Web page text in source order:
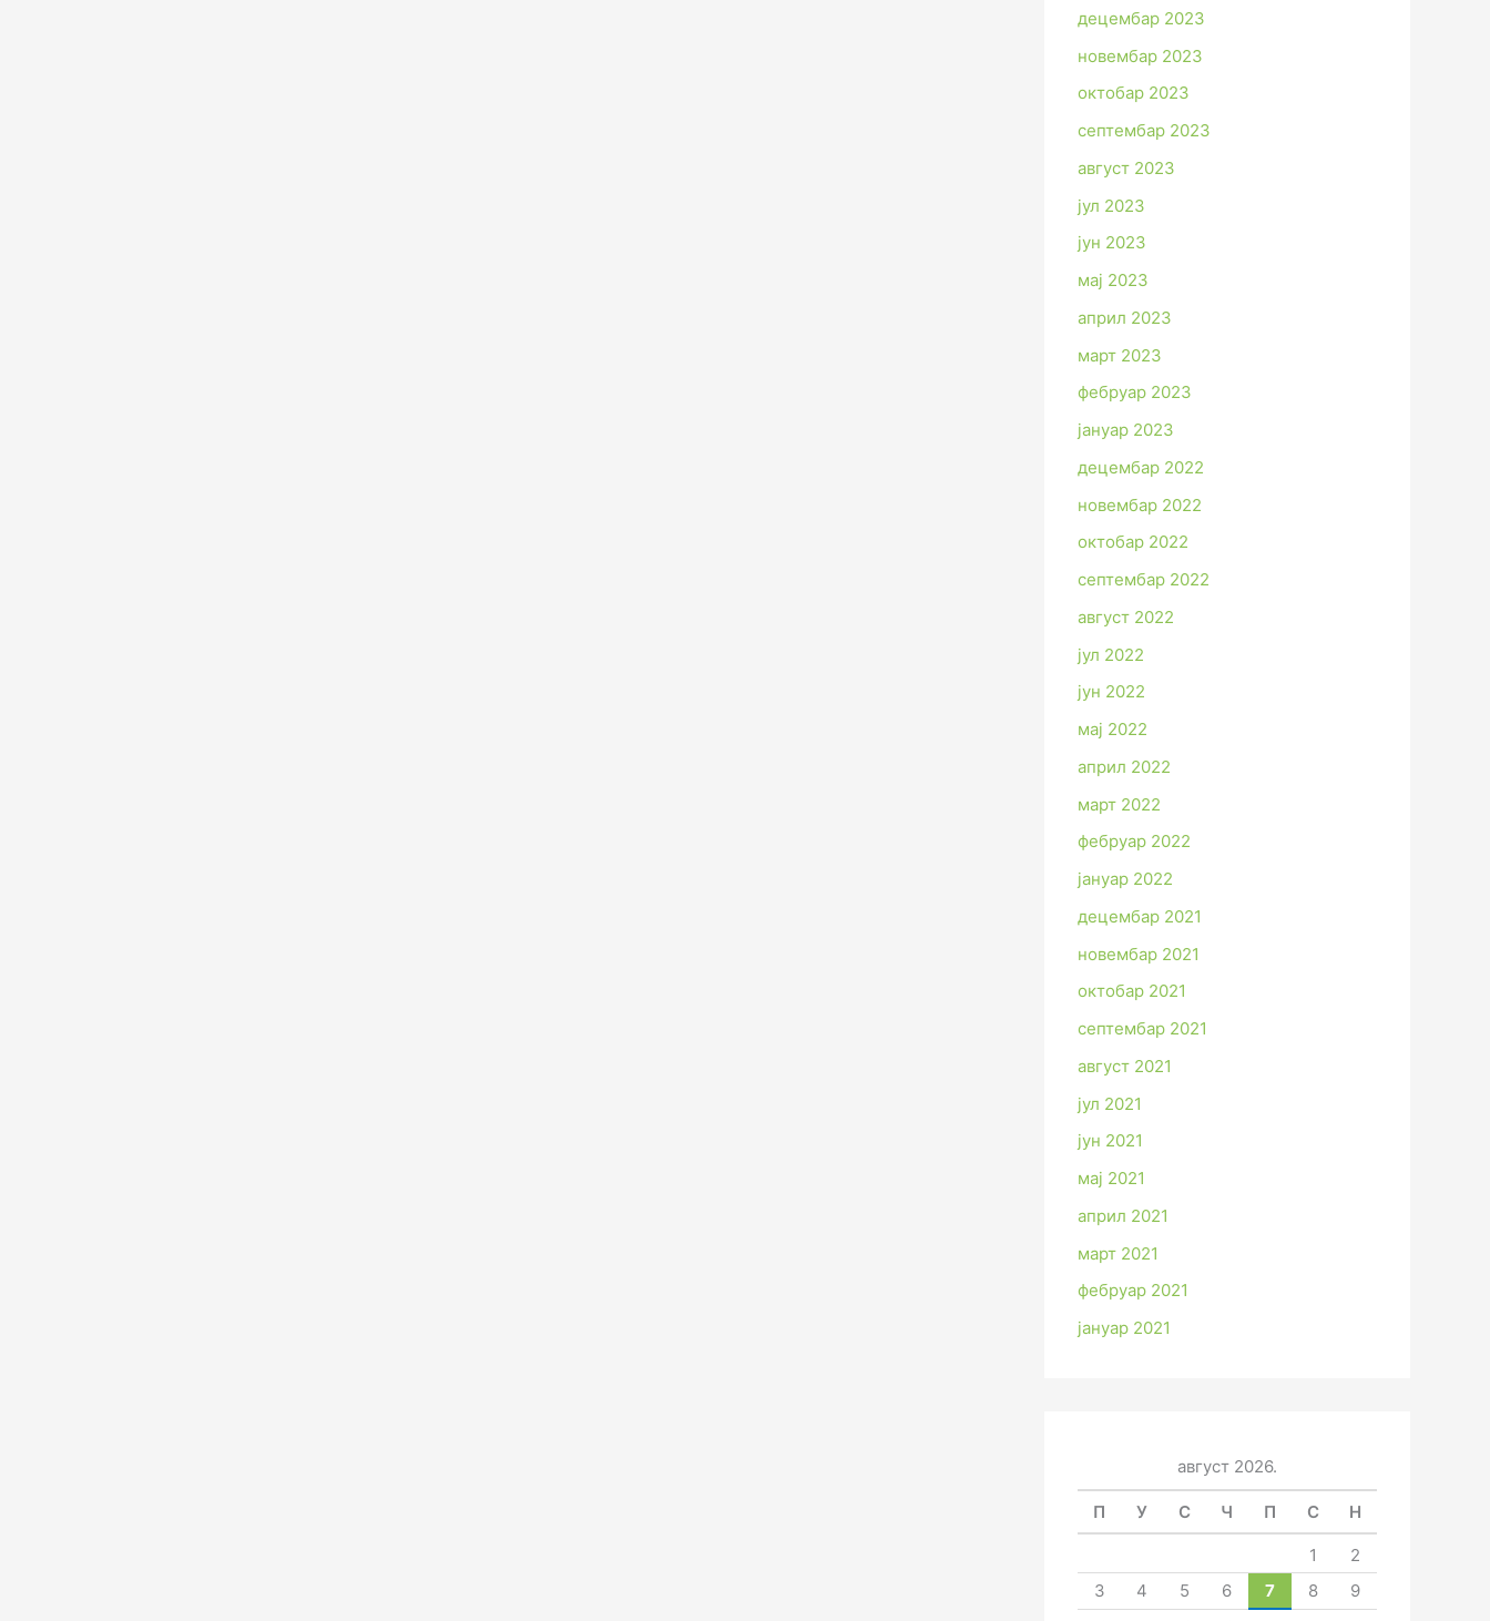
децембар 2023
новембар 2023
октобар 2023
септембар 2023
август 2023
јул 2023
јун 2023
мај 2023
април 2023
март 2023
фебруар 2023
јануар 2023
децембар 2022
новембар 2022
октобар 2022
септембар 2022
август 2022
јул 2022
јун 2022
мај 2022
април 2022
март 2022
фебруар 2022
јануар 2022
децембар 2021
новембар 2021
октобар 2021
септембар 2021
август 2021
јул 2021
јун 2021
мај 2021
април 2021
март 2021
фебруар 2021
јануар 2021
август 2026.
П У С Ч П С Н
1
2
3
4 5 6 7 8
9